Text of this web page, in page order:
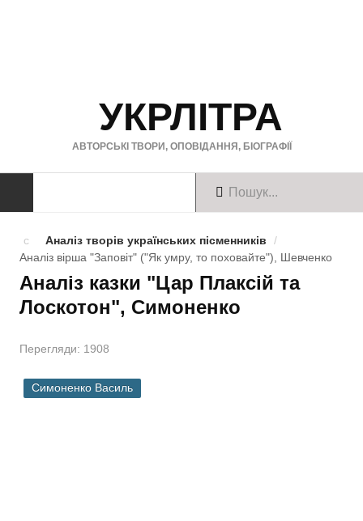
УКРЛІТРА
АВТОРСЬКІ ТВОРИ, ОПОВІДАННЯ, БІОГРАФІЇ
Твори англійською
Аналіз творів українських пісменників
/
Аналіз вірша "Заповіт" ("Як умру, то поховайте"), Шевченко
Аналіз казки "Цар Плаксій та
Лоскотон", Симоненко
Перегляди: 1908
Симоненко Василь